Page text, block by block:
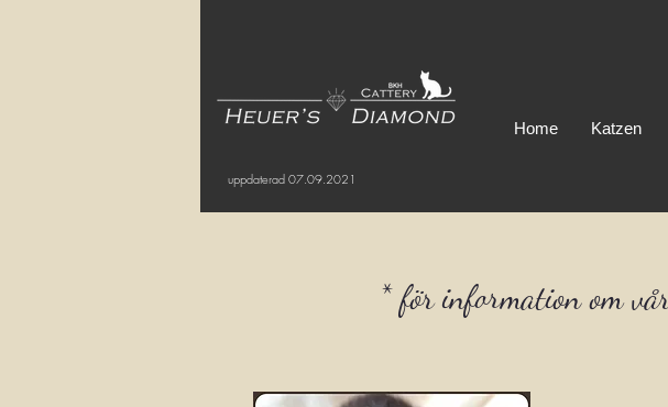
Home Katzen
uppdaterad 07.09.2021
* för information om